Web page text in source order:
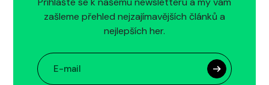
zašleme přehled nejzajímavějších článků a
nejlepších her.